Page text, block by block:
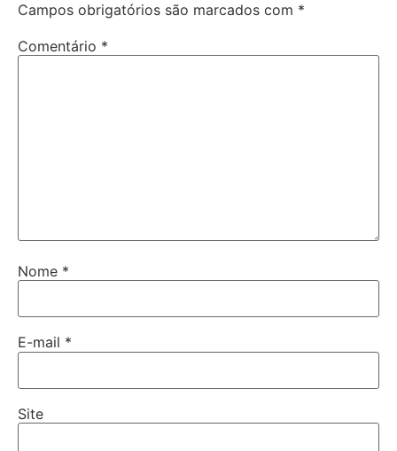
Campos obrigatórios são marcados com *
Comentário *
Nome *
E-mail *
Site